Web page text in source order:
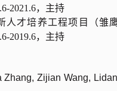
2021.6，主持
人才培养工程项目（雏
2019.6，主持
Zhang, Zijian Wang,